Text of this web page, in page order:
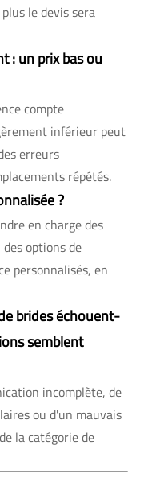
le devis sera
: un prix bas ou
compte
inférieur peut
erreurs
répétés.
?
en charge des
options de
personnalisés, en
brides échouent-
semblent
incomplète, de
ou d'un mauvais
la catégorie de